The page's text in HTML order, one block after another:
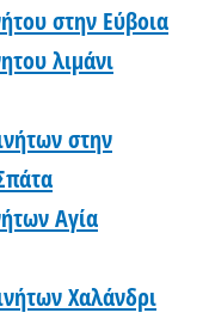
στην Εύβοια
λιμάνι
στην
Αγία
Χαλάνδρι